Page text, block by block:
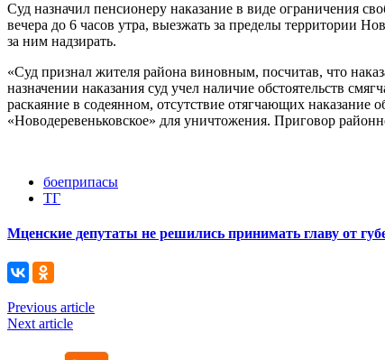
Суд назначил пенсионеру наказание в виде ограничения
вечера до 6 часов утра, выезжать за пределы территории
за ним надзирать.
«Суд признал жителя района виновным, посчитав, что
назначении наказания суд учел наличие обстоятельств
раскаяние в содеянном, отсутствие отягчающих
«Новодеревеньковское» для уничтожения. Приговор
боеприпасы
ТГ
Мценские депутаты не решились принимать главу от
Previous article
Next article